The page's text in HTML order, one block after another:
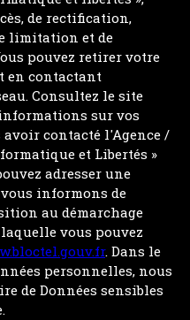
de rectification,
limitation et de
pouvez retirer votre
en contactant
Consultez le site
sur vos
avoir contacté l'Agence /
et Libertés »
adresser une
informons de
au démarchage
vous pouvez
. Dans le
personnelles, nous
de Données sensibles